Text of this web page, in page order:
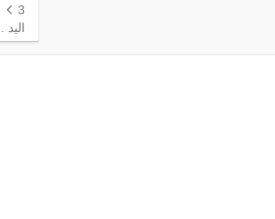
3
اليد .